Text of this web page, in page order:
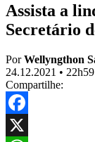
Assista a
Secretário
PorWellyngthon
24.12.2021 • 22h59
Compartilhe:
Facebook